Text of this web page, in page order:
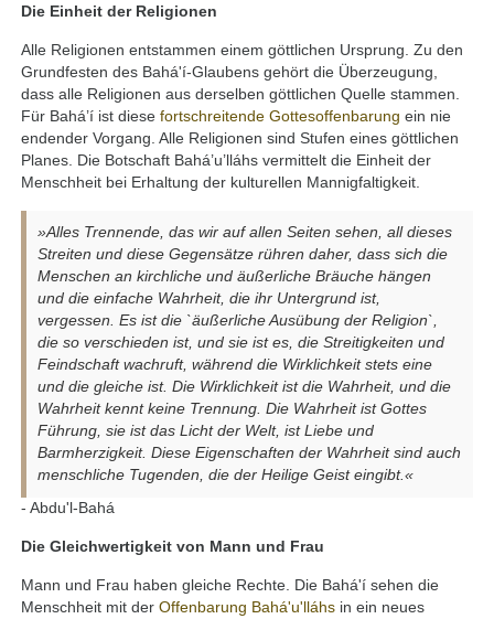
Die Einheit der Religionen
Alle Religionen entstammen einem göttlichen Ursprung. Zu den
Grundfesten des Bahá'í-Glaubens gehört die Überzeugung,
dass alle Religionen aus derselben göttlichen Quelle stammen.
Für Bahá’í ist diesefortschreitende Gottesoffenbarung ein nie
endender Vorgang. Alle Religionen sind Stufen eines göttlichen
Planes. Die Botschaft Bahá’u’lláhs vermittelt die Einheit der
Menschheit bei Erhaltung der kulturellen Mannigfaltigkeit.
»Alles Trennende, das wir auf allen Seiten sehen, all dieses
Streiten und diese Gegensätze rühren daher, dass sich die
Menschen an kirchliche und äußerliche Bräuche hängen
und die einfache Wahrheit, die ihr Untergrund ist,
vergessen. Es ist die `äußerliche Ausübung der Religion`,
die so verschieden ist, und sie ist es, die Streitigkeiten und
Feindschaft wachruft, während die Wirklichkeit stets eine
und die gleiche ist. Die Wirklichkeit ist die Wahrheit, und die
Wahrheit kennt keine Trennung. Die Wahrheit ist Gottes
Führung, sie ist das Licht der Welt, ist Liebe und
Barmherzigkeit. Diese Eigenschaften der Wahrheit sind auch
menschliche Tugenden, die der Heilige Geist eingibt.«
- Abdu'l-Bahá
DieGleichwertigkeit von Mann und Frau
Mann und Frau haben gleiche Rechte. Die Bahá'í sehen die
Menschheit mit derOffenbarung Bahá'u'lláhs in ein neues